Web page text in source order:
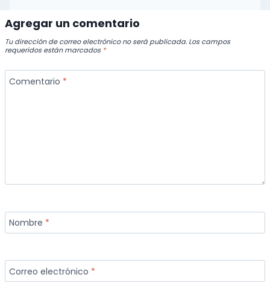
Agregar un comentario
Tu dirección de correo electrónico no será publicada. Los campos
requeridos están marcados *
Comentario *
Nombre *
Correo electrónico *